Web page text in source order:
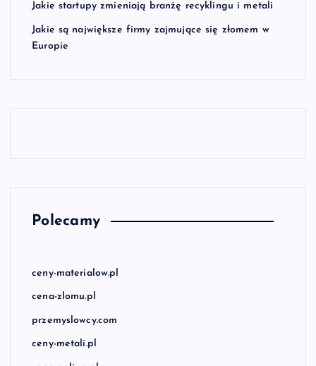
Jakie startupy zmieniają branżę recyklingu i metali
Jakie są największe firmy zajmujące się złomem w
Europie
Polecamy
ceny-materialow.pl
cena-zlomu.pl
przemyslowcy.com
ceny-metali.pl